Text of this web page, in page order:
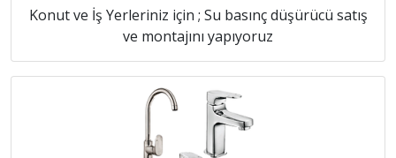
Konut ve İş Yerleriniz için ; Su basınç düşürücü satış
ve montajını yapıyoruz